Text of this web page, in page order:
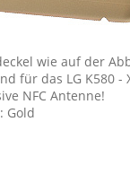
wie auf der
für das LG K580 -
NFC Antenne!
Gold